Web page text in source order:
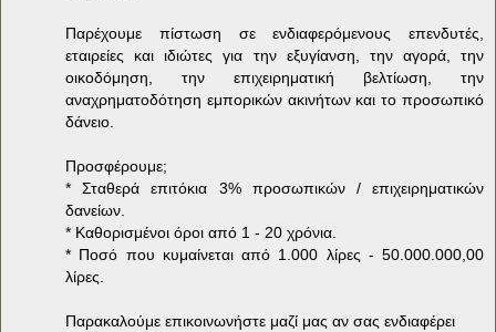
Παρέχουμε πίστωση σε ενδιαφερόμενους επενδυτές,
εταιρείες και ιδιώτες για την εξυγίανση, την αγορά, την
οικοδόμηση, την επιχειρηματική βελτίωση, την
αναχρηματοδότηση εμπορικών ακινήτων και το προσωπικό
δάνειο.
Προσφέρουμε;
* Σταθερά επιτόκια 3% προσωπικών / επιχειρηματικών
δανείων.
* Καθορισμένοι όροι από 1 - 20 χρόνια.
* Ποσό που κυμαίνεται από 1.000 λίρες - 50.000.000,00
λίρες.
Παρακαλούμε επικοινωνήστε μαζί μας αν σας ενδιαφέρει